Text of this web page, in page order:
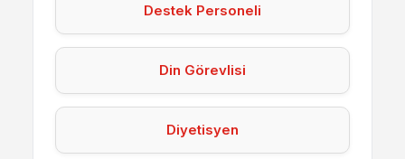
Destek Personeli
Din Görevlisi
Diyetisyen